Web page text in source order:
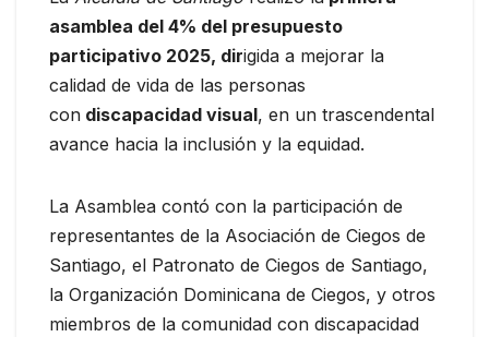
asamblea del 4% del presupuesto
participativo 2025, dirigida a mejorar la
calidad de vida de las personas
con discapacidad visual, en un trascendental
avance hacia la inclusión y la equidad.
La Asamblea contó con la participación de
representantes de la Asociación de Ciegos de
Santiago, el Patronato de Ciegos de Santiago,
la Organización Dominicana de Ciegos, y otros
miembros de la comunidad con discapacidad